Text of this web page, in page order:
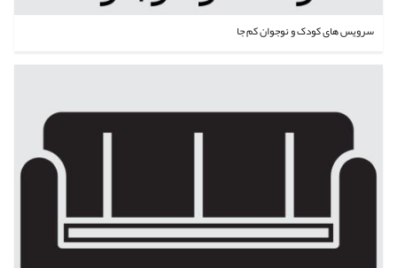
سرویس های کودک و نوجوان کم جا